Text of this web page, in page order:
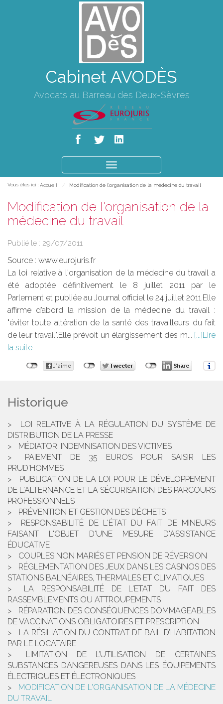
Cabinet AVODÈS
Avocats au Barreau des Deux-Sèvres
le
Vous êtes ici : Accueil Modification de l'organisation de la médecine du travail
Modification de l'organisation de la
médecine du travail
Publié le : 29/07/2011
Source : www.eurojuris.fr
La loi relative à l'organisation de la médecine du travail a
été adoptée définitivement le 8 juillet 2011 par le
Parlement et publiée au Journal officiel le 24 juillet 2011.Elle
affirme d’abord la mission de la médecine du travail :
"éviter toute altération de la santé des travailleurs du fait
de leur travail".Elle prévoit un élargissement des m...
Lire
la suite
Historique
LOI RELATIVE À LA RÉGULATION DU SYSTÈME DE
DISTRIBUTION DE LA PRESSE
MÉDIATOR: INDEMNISATION DES VICTIMES
PAIEMENT DE 35 EUROS POUR SAISIR LES
PRUD'HOMMES
PUBLICATION DE LA LOI POUR LE DÉVELOPPEMENT
DE L'ALTERNANCE ET LA SÉCURISATION DES PARCOURS
PROFESSIONNELS
PRÉVENTION ET GESTION DES DÉCHETS
RESPONSABILITÉ DE L'ÉTAT DU FAIT DE MINEURS
FAISANT L'OBJET D'UNE MESURE D'ASSISTANCE
ÉDUCATIVE
COUPLES NON MARIÉS ET PENSION DE RÉVERSION
RÉGLEMENTATION DES JEUX DANS LES CASINOS DES
STATIONS BALNÉAIRES, THERMALES ET CLIMATIQUES
LA RESPONSABILITÉ DE L'ETAT DU FAIT DES
RASSEMBLEMENTS OU ATTROUPEMENTS
RÉPARATION DES CONSÉQUENCES DOMMAGEABLES
DE VACCINATIONS OBLIGATOIRES ET PRESCRIPTION
LA RÉSILIATION DU CONTRAT DE BAIL D’HABITATION
PAR LE LOCATAIRE
LIMITATION DE L’UTILISATION DE CERTAINES
SUBSTANCES DANGEREUSES DANS LES ÉQUIPEMENTS
ÉLECTRIQUES ET ÉLECTRONIQUES
MODIFICATION DE L'ORGANISATION DE LA MÉDECINE
DU TRAVAIL